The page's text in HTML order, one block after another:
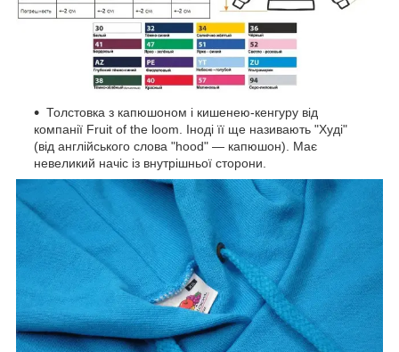
Толстовка з капюшоном і кишенею-кенгуру від
компанії Fruit of the loom. Іноді її ще називають "Худі"
(від англійського слова "hood" — капюшон). Має
невеликий начіс із внутрішньої сторони.